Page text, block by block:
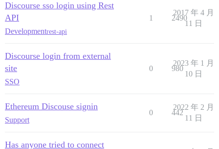
Discourse sso login using Rest
API
Developmentrest-api
1 2490
2017 年 4 月
11 日
Discourse login from external
site
SSO
0 980
2023 年 1 月
10 日
Ethereum Discouse signin
Support
0 442
2022 年 2 月
11 日
Has anyone tried to connect